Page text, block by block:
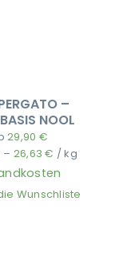
–
NOOL
29,90 €
– 26,63€ /kg
Wunschliste